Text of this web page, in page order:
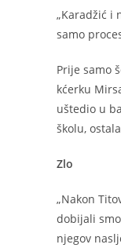
„Karadžić i
samo
Prije samo
kćerku
uštedio u
školu,
Zlo
„Nakon
dobijali
njegov